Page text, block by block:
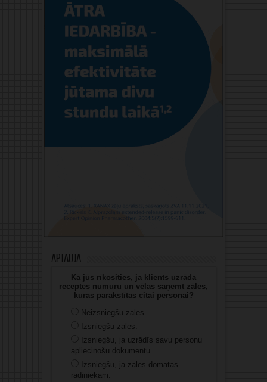
Aptauja
Kā jūs rīkosities, ja klients uzrāda
receptes numuru un vēlas saņemt zāles,
kuras parakstītas citai personai?
Neizsniegšu zāles.
Izsniegšu zāles.
Izsniegšu, ja uzrādīs savu personu
apliecinošu dokumentu.
Izsniegšu, ja zāles domātas
radiniekam.